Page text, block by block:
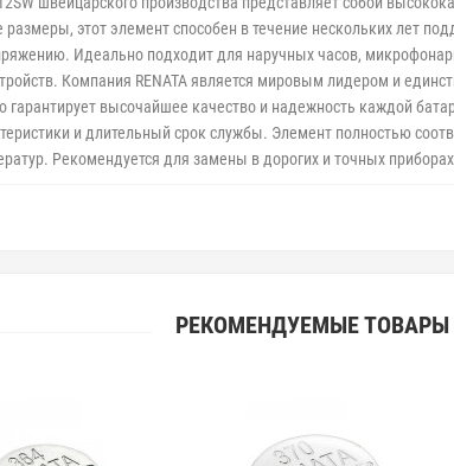
этот элемент способен в течение нескольких лет
Идеально подходит для наручных часов,
Компания RENATA является мировым лидером и
высочайшее качество и надежность каждой
и длительный срок службы. Элемент полностью
Рекомендуется для замены в дорогих и точных
РЕКОМЕНДУЕМЫЕ ТОВАРЫ